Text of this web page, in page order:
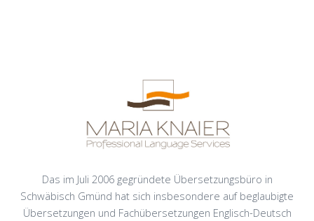
Das im Juli 2006 gegründete Übersetzungsbüro in
Schwäbisch Gmünd hat sich insbesondere auf beglaubigte
Übersetzungen und Fachübersetzungen Englisch-Deutsch